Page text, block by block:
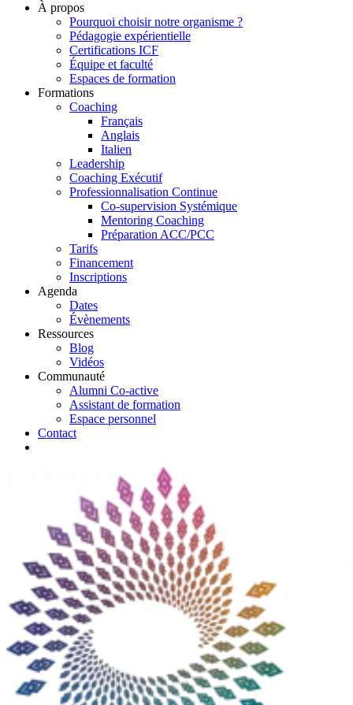
À propos
Pourquoi choisir notre organisme ?
Pédagogie expérientielle
Certifications ICF
Équipe et faculté
Espaces de formation
Formations
Coaching
Français
Anglais
Italien
Leadership
Coaching Exécutif
Professionnalisation Continue
Co-supervision Systémique
Mentoring Coaching
Préparation ACC/PCC
Tarifs
Financement
Inscriptions
Agenda
Dates
Évènements
Ressources
Blog
Vidéos
Communauté
Alumni Co-active
Assistant de formation
Espace personnel
Contact